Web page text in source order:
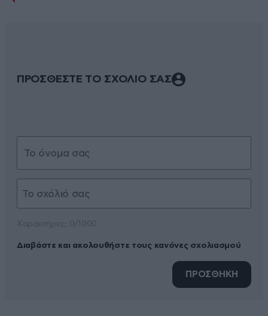
ΠΡΟΣΘΕΣΤΕ ΤΟ ΣΧΟΛΙΟ ΣΑΣ
Διαβάστε και ακολουθήστε τους κανόνες σχολιασμού
ΠΡΟΣΘΗΚΗ